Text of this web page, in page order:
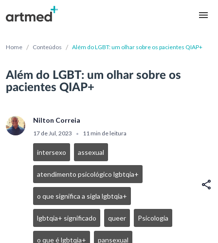
Home / Conteúdos / Além do LGBT: um olhar sobre os pacientes QIAP+
Além do LGBT: um olhar sobre os
pacientes QIAP+
Nilton Correia
17 de Jul, 2023 • 11 min de leitura
intersexo assexual
atendimento psicológico lgbtqia+
o que significa a sigla lgbtqia+
lgbtqia+ significado queer Psicologia
o que é lgbtqia+ pansexual